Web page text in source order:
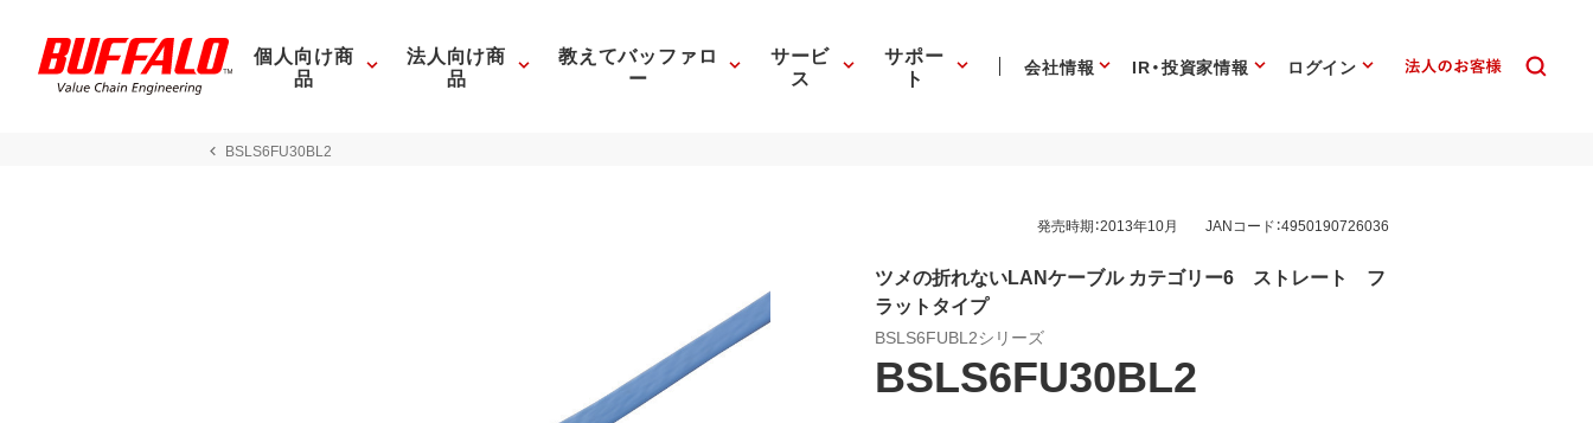
個人向け商
品
法人向け商
品
教えてバッファロ
ー
サービ
ス
サポー
ト 会社情報 IR・投資家情報 ログイン
BSLS6FU30BL2
発売時期：2013年10月 JANコード：4950190726036
ツメの折れないLANケーブル カテゴリー6 ストレート フ
ラットタイプ
BSLS6FUBL2シリーズ
BSLS6FU30BL2